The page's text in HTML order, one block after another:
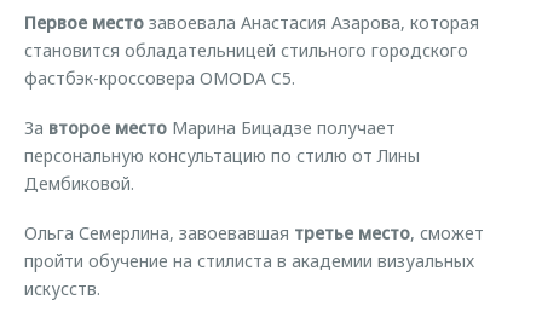
Первое место завоевала Анастасия Азарова, которая
становится обладательницей стильного городского
фастбэк-кроссовера OMODA C5.
За второе место Марина Бицадзе получает
персональную консультацию по стилю от Лины
Дембиковой.
Ольга Семерлина, завоевавшая третье место, сможет
пройти обучение на стилиста в академии визуальных
искусств.